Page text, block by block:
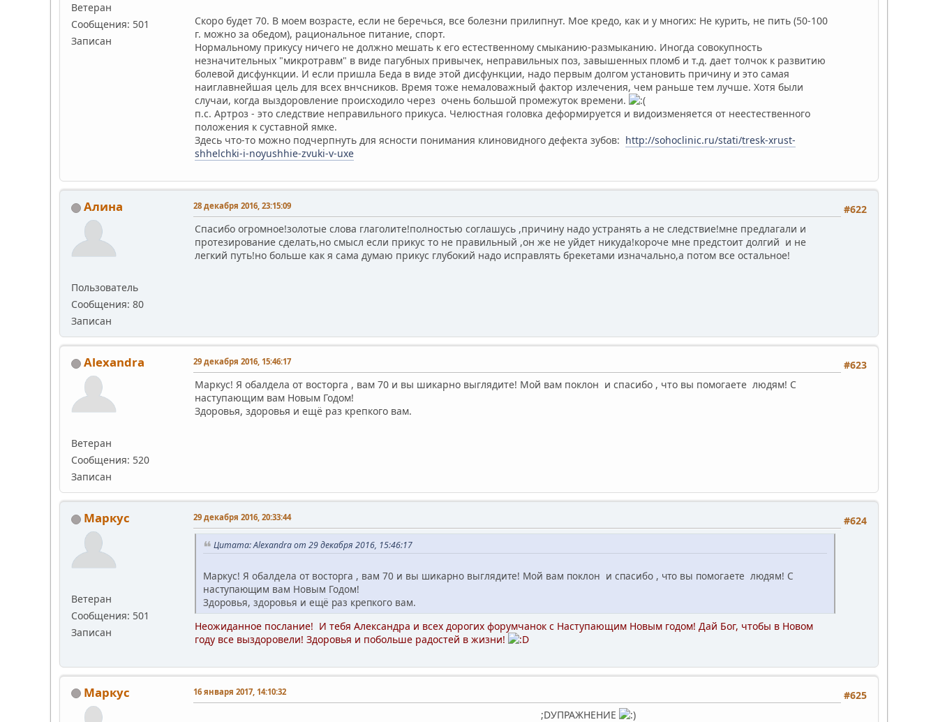
Ветеран
Сообщения: 501
Записан
Скоро будет 70. В моем возрасте, если не беречься, все болезни прилипнут. Мое кредо, как и у многих: Не курить, не пить (50-100
г. можно за обедом), рациональное питание, спорт.
Нормальному прикусу ничего не должно мешать к его естественному смыканию-размыканию. Иногда совокупность
незначительных "микротравм" в виде пагубных привычек, неправильных поз, завышенных пломб и т.д. дает толчок к развитию
болевой дисфункции. И если пришла Беда в виде этой дисфункции, надо первым долгом установить причину и это самая
наиглавнейшая цель для всех внчсников. Время тоже немаловажный фактор излечения, чем раньше тем лучше. Хотя были
случаи, когда выздоровление происходило через очень большой промежуток времени.
п.с. Артроз - это следствие неправильного прикуса. Челюстная головка деформируется и видоизменяется от неестественного
положения к суставной ямке.
Здесь что-то можно подчерпнуть для ясности понимания клиновидного дефекта зубов: http://sohoclinic.ru/stati/tresk-xrust-
shhelchki-i-noyushhie-zvuki-v-uxe
Алина
Пользователь
Сообщения: 80
Записан
#622
28 декабря 2016, 23:15:09
Спасибо огромное!золотые слова глаголите!полностью соглашусь ,причину надо устранять а не следствие!мне предлагали и
протезирование сделать,но смысл если прикус то не правильный ,он же не уйдет никуда!короче мне предстоит долгий и не
легкий путь!но больше как я сама думаю прикус глубокий надо исправлять брекетами изначально,а потом все остальное!
Alexandra
Ветеран
Сообщения: 520
Записан
#623
29 декабря 2016, 15:46:17
Маркус! Я обалдела от восторга , вам 70 и вы шикарно выглядите! Мой вам поклон и спасибо , что вы помогаете людям! С
наступающим вам Новым Годом!
Здоровья, здоровья и ещё раз крепкого вам.
Маркус
Ветеран
Сообщения: 501
Записан
#624
29 декабря 2016, 20:33:44
Цитата: Alexandra от 29 декабря 2016, 15:46:17
Маркус! Я обалдела от восторга , вам 70 и вы шикарно выглядите! Мой вам поклон и спасибо , что вы помогаете людям! С
наступающим вам Новым Годом!
Здоровья, здоровья и ещё раз крепкого вам.
Неожиданное послание! И тебя Александра и всех дорогих форумчанок с Наступающим Новым годом! Дай Бог, чтобы в Новом
году все выздоровели! Здоровья и побольше радостей в жизни!
Маркус #625
16 января 2017, 14:10:32
;DУПРАЖНЕНИЕ